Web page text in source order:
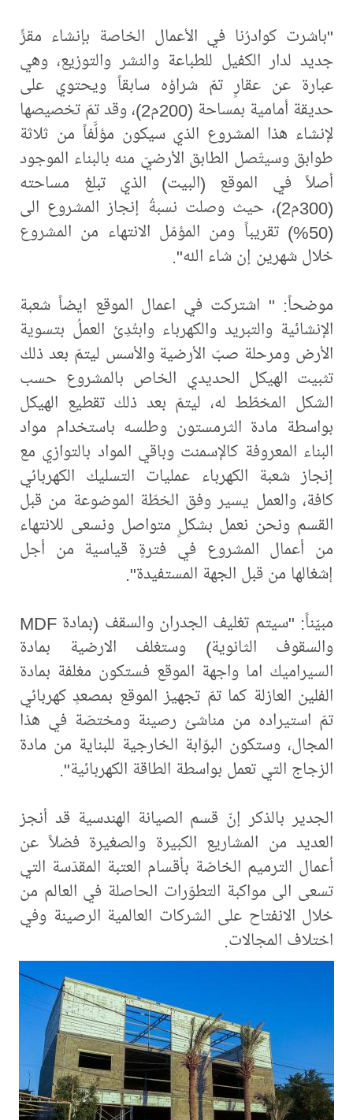
"باشرت كوادرُنا في الأعمال الخاصة بإنشاء مقرٍّ
جديد لدار الكفيل للطباعة والنشر والتوزيع، وهي
عبارة عن عقارٍ تمّ شراؤه سابقاً ويحتوي على
حديقة أمامية بمساحة (200م2)، وقد تمّ تخصيصها
لإنشاء هذا المشروع الذي سيكون مؤلَّفاً من ثلاثة
طوابق وسيتّصل الطابق الأرضيّ منه بالبناء الموجود
أصلاً في الموقع (البيت) الذي تبلغ مساحته
(300م2)، حيث وصلت نسبةُ إنجاز المشروع الى
(50%) تقريباً ومن المؤمّل الانتهاء من المشروع
خلال شهرين إن شاء الله".
موضحاً: " اشتركت في اعمال الموقع ايضاً شعبة
الإنشائية والتبريد والكهرباء وابتُدِئ العملُ بتسوية
الأرض ومرحلة صبّ الأرضية والأسس ليتمّ بعد ذلك
تثبيت الهيكل الحديدي الخاص بالمشروع حسب
الشكل المخطّط له، ليتمّ بعد ذلك تقطيع الهيكل
بواسطة مادة الثرمستون وطلسه باستخدام مواد
البناء المعروفة كالإسمنت وباقي المواد بالتوازي مع
إنجاز شعبة الكهرباء عمليات التسليك الكهربائي
كافة، والعمل يسير وفق الخطّة الموضوعة من قبل
القسم ونحن نعمل بشكلٍ متواصل ونسعى للانتهاء
من أعمال المشروع في فترةٍ قياسية من أجل
إشغالها من قبل الجهة المستفيدة".
مبيّناً: "سيتم تغليف الجدران والسقف (بمادة MDF
والسقوف الثانوية) وستغلف الارضية بمادة
السيراميك اما واجهة الموقع فستكون مغلفة بمادة
الفلين العازلة كما تمّ تجهيز الموقع بمصعدٍ كهربائي
تمّ استيراده من مناشئ رصينة ومختصّة في هذا
المجال، وستكون البوّابة الخارجية للبناية من مادة
الزجاج التي تعمل بواسطة الطاقة الكهربائية".
الجدير بالذكر إنّ قسم الصيانة الهندسية قد أنجز
العديد من المشاريع الكبيرة والصغيرة فضلاً عن
أعمال الترميم الخاصّة بأقسام العتبة المقدّسة التي
تسعى الى مواكبة التطوّرات الحاصلة في العالم من
خلال الانفتاح على الشركات العالمية الرصينة وفي
اختلاف المجالات.